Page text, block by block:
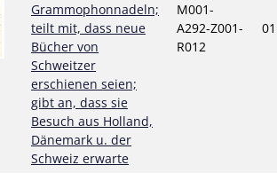
Grammophonnadeln;
teilt mit, dass neue
Bücher von
Schweitzer
erschienen seien;
gibt an, dass sie
Besuch aus Holland,
Dänemark u. der
Schweiz erwarte
M001-
A292-Z001-
R012